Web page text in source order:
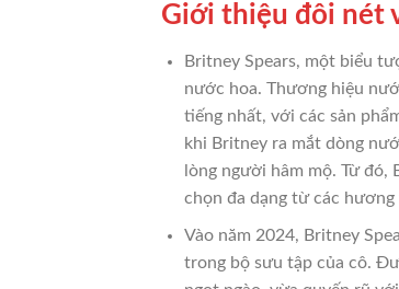
Giới thiệu đôi nét
Britney Spears, một biểu
nước hoa. Thương hiệu
tiếng nhất, với các sản
khi Britney ra mắt dòng
lòng người hâm mộ. Từ
chọn đa dạng từ các
Vào năm 2024, Britney
trong bộ sưu tập của cô.